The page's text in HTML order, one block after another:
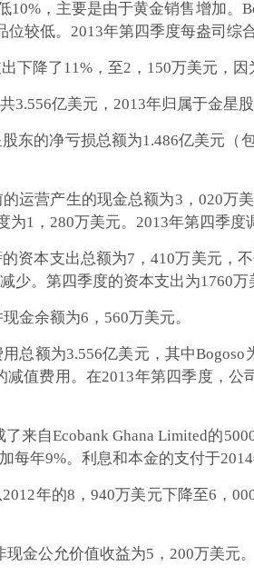
10%，主要是由于黄金销售增加。
较低。2013年第四季度每盎司综
下降了11%，至2，150万美元，
3.556亿美元，2013年归属于金星
东的净亏损总额为1.486亿美元（
运营产生的现金总额为3，020万
为1，280万美元。2013年第四季度
资本支出总额为7，410万美元，
少。第四季度的资本支出为1760万
金余额为6，560万美元。
总额为3.556亿美元，其中
减值费用。在2013年第四季度，
了来自Ecobank Ghana Limited的
每年9%。利息和本金的支付于
年的8，940万美元下降至6，
金公允价值收益为5，200万美元。